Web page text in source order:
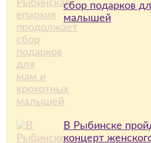
сбор подарков
малышей
В Рыбинске
концерт